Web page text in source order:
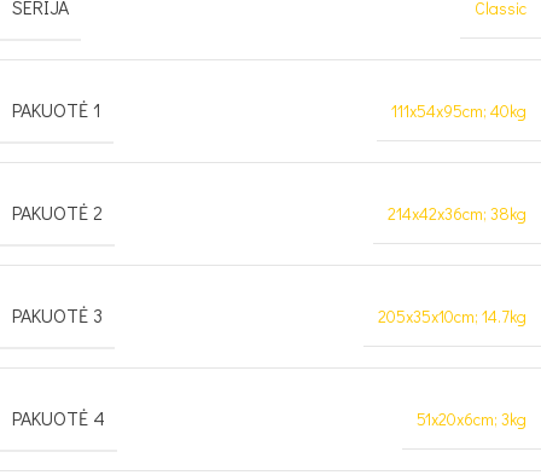
SERIJA Classic
PAKUOTĖ 1 111x54x95cm; 40kg
PAKUOTĖ 2 214x42x36cm; 38kg
PAKUOTĖ 3 205x35x10cm; 14.7kg
PAKUOTĖ 4 51x20x6cm; 3kg